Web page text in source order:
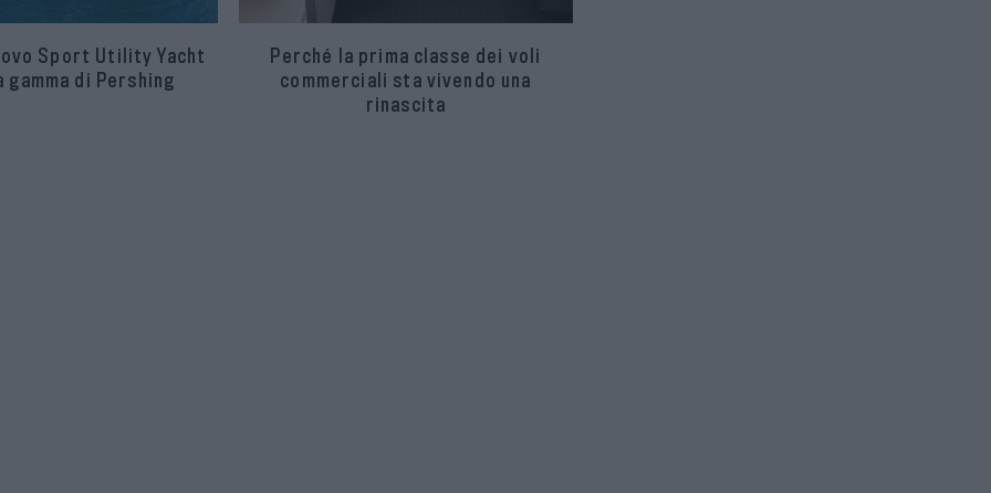
Sport Utility Yacht
gamma di Pershing
Perché la prima classe dei voli
commerciali sta vivendo una
rinascita